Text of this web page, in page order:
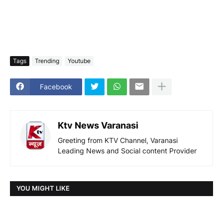
Tags Trending Youtube
Facebook
Ktv News Varanasi
Greeting from KTV Channel, Varanasi
Leading News and Social content Provider
YOU MIGHT LIKE